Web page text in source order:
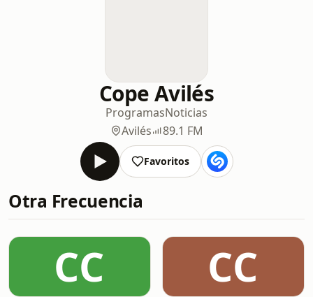
Cope Avilés
ProgramasNoticias
Avilés
89.1 FM
Favoritos
Otra Frecuencia
CC CC